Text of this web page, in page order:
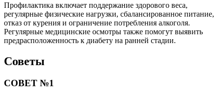
Профилактика включает поддержание здорового веса,
регулярные физические нагрузки, сбалансированное питание,
отказ от курения и ограничение потребления алкоголя.
Регулярные медицинские осмотры также помогут выявить
предрасположенность к диабету на ранней стадии.
Советы
СОВЕТ №1